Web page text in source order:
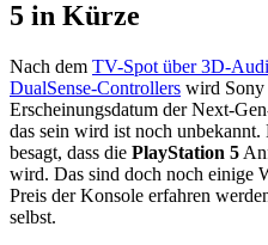
5 in Kürze
Nach dem TV-Spot über 3D-
DualSense-Controllers wird Sony
Erscheinungsdatum der Next-
das sein wird ist noch
besagt, dass die PlayStation 5
wird. Das sind doch noch einige
Preis der Konsole erfahren
selbst.